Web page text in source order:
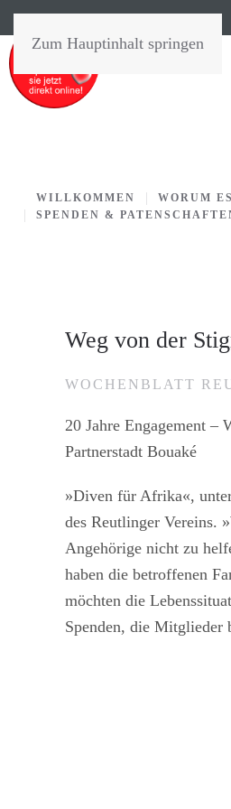
Zum Hauptinhalt springen
WILLKOMMEN WORUM
SPENDEN &
Weg von der
WOCHENBLATT
20 Jahre Engagement –
Partnerstadt Bouaké
»Diven für Afrika«,
des Reutlinger Vereins.
Angehörige nicht zu
haben die betroffenen
möchten die
Spenden, die Mitglieder